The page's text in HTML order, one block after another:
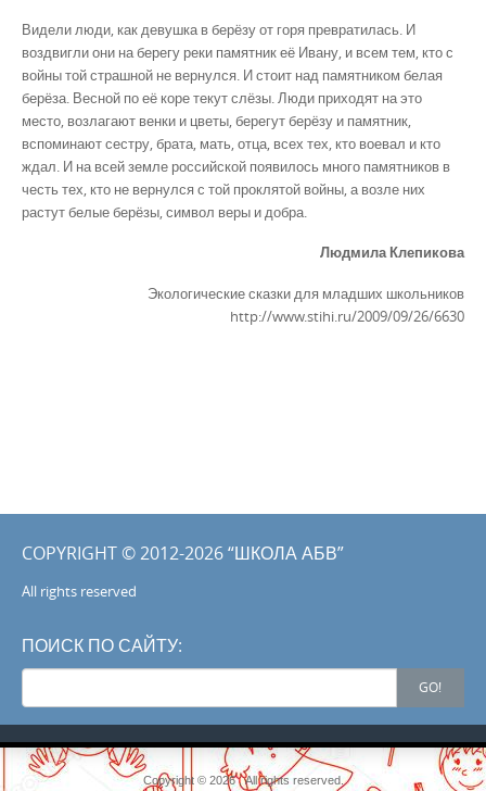
Видели люди, как девушка в берёзу от горя превратилась. И
воздвигли они на берегу реки памятник её Ивану, и всем тем, кто с
войны той страшной не вернулся. И стоит над памятником белая
берёза. Весной по её коре текут слёзы. Люди приходят на это
место, возлагают венки и цветы, берегут берёзу и памятник,
вспоминают сестру, брата, мать, отца, всех тех, кто воевал и кто
ждал. И на всей земле российской появилось много памятников в
честь тех, кто не вернулся с той проклятой войны, а возле них
растут белые берёзы, символ веры и добра.
Людмила Клепикова
Экологические сказки для младших школьников
http://www.stihi.ru/2009/09/26/6630
COPYRIGHT © 2012-2026 “ШКОЛА АБВ”
All rights reserved
ПОИСК ПО САЙТУ:
Search
for:
GO!
Copyright © 2026 . All rights reserved.